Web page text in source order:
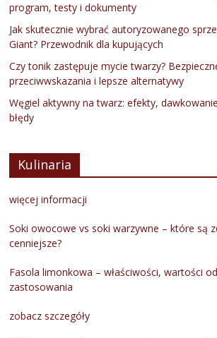
program, testy i dokumenty
Jak skutecznie wybrać autoryzowanego
Giant? Przewodnik dla kupujących
Czy tonik zastępuje mycie twarzy?
przeciwwskazania i lepsze alternatywy
Węgiel aktywny na twarz: efekty,
błędy
Kulinaria
więcej informacji
Soki owocowe vs soki warzywne – które są
cenniejsze?
Fasola limonkowa – właściwości, wartości
zastosowania
zobacz szczegóły